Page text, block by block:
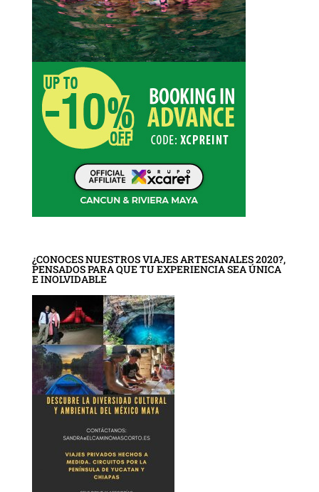
¿CONOCES NUESTROS VIAJES ARTESANALES 2020?,
PENSADOS PARA QUE TU EXPERIENCIA SEA ÚNICA
E INOLVIDABLE